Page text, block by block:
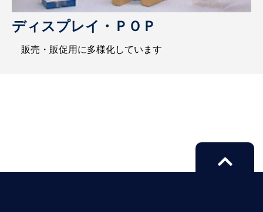
ディスプレイ・ＰＯＰ
販売・販促用に多様化しています